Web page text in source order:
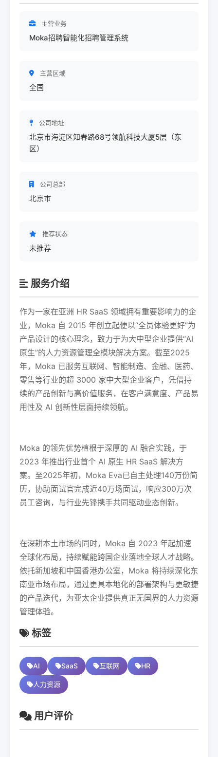
主营业务
Moka招聘智能化招聘管理系统
主营区域
全国
公司地址
北京市海淀区知春路68号领航科技大厦5层（东
区）
公司总部
北京市
推荐状态
未推荐
服务介绍
作为一家在亚洲 HR SaaS 领域拥有重要影响力的企
业，Moka 自 2015 年创立起便以“全员体验更好”为
产品设计的核心理念，致力于为大中型企业提供“AI
原生”的人力资源管理全模块解决方案。截至2025
年，Moka 已服务互联网、智能制造、金融、医药、
零售等行业的超 3000 家中大型企业客户，凭借持
续的产品创新与高价值服务，在客户满意度、产品易
用性及 AI 创新性层面持续领航。
Moka 的领先优势植根于深厚的 AI 融合实践，于
2023 年推出行业首个 AI 原生 HR SaaS 解决方
案。至2025年初，Moka Eva已自主处理140万份简
历，协助面试官完成近40万场面试，响应300万次
员工咨询，与行业先锋携手共同驱动业态创新。
在深耕本土市场的同时，Moka 自 2023 年起加速
全球化布局，持续赋能跨国企业落地全球人才战略。
依托新加坡和中国香港办公室，Moka 将持续深化东
南亚市场布局，通过更具本地化的部署架构与更敏捷
的产品迭代，为亚太企业提供真正无国界的人力资源
管理体验。
标签
AI SaaS 互联网 HR
人力资源
用户评价